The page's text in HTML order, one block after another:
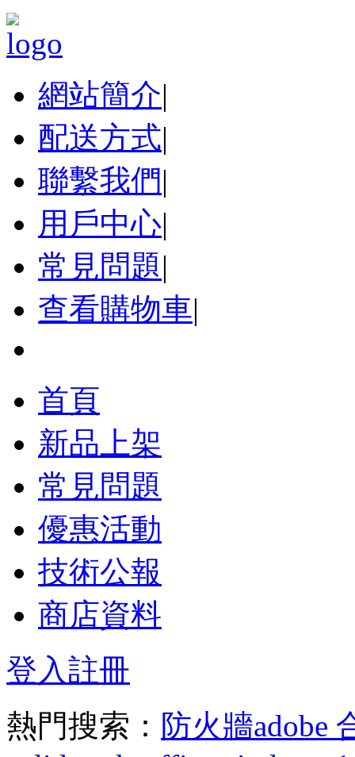
網站簡介|
配送方式|
聯繫我們|
用戶中心|
常見問題|
查看購物車|
首頁
新品上架
常見問題
優惠活動
技術公報
商店資料
登入註冊
熱門搜索： 防火牆adobe